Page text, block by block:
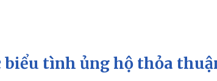
E-Magazine
Infographic
biểu tình ủng hộ thỏa